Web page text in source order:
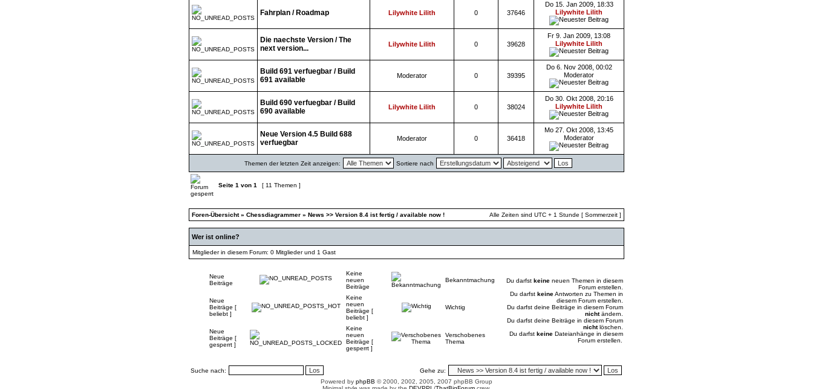
Fahrplan / Roadmap Lilywhite Lilith 0 37646
Do 15. Jan 2009, 18:33
Lilywhite Lilith
Die naechste Version / The
next version...
Lilywhite Lilith 0 39628
Fr 9. Jan 2009, 13:08
Lilywhite Lilith
Build 691 verfuegbar / Build
691 available
Moderator 0 39395
Do 6. Nov 2008, 00:02
Moderator
Build 690 verfuegbar / Build
690 available
Lilywhite Lilith 0 38024
Do 30. Okt 2008, 20:16
Lilywhite Lilith
Neue Version 4.5 Build 688
verfuegbar
Moderator 0 36418
Mo 27. Okt 2008, 13:45
Moderator
Themen der letzten Zeit anzeigen: Sortiere nach
Seite 1 von 1 [ 11 Themen ]
Foren-Übersicht» Chessdiagrammer » News >> Version 8.4 ist fertig / available now ! Alle Zeiten sind UTC + 1 Stunde [ Sommerzeit ]
Wer ist online?
Mitglieder in diesem Forum: 0 Mitglieder und 1 Gast
Neue
Beiträge
Keine
neuen
Beiträge
Bekanntmachung
Neue
Beiträge [
beliebt ]
Keine
neuen
Beiträge [
beliebt ]
Wichtig
Neue
Beiträge [
gesperrt ]
Keine
neuen
Beiträge [
gesperrt ]
Verschobenes
Thema
Du darfst keine neuen Themen in diesem
Forum erstellen.
Du darfst keineAntworten zu Themen in
diesem Forum erstellen.
Du darfst deine Beiträge in diesem Forum
nichtändern.
Du darfst deine Beiträge in diesem Forum
nichtlöschen.
Du darfst keine Dateianhänge in diesem
Forum erstellen.
Suche nach:
Gehe zu:
Powered by phpBB © 2000, 2002, 2005, 2007 phpBB Group